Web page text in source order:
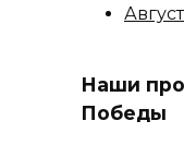
Наши
Победы